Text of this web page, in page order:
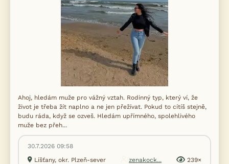
Ahoj, hledám muže pro vážný vztah. Rodinný typ, který ví, že
život je třeba žít naplno a ne jen přežívat. Pokud to cítíš stejně,
budu ráda, když se ozveš. Hledám upřímného, spolehlivého
muže bez přeh...
30.7.2026 09:58
Líšťany, okr. Plzeň-sever
zenakock... 239×